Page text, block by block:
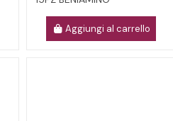
Aggiungi al carrello